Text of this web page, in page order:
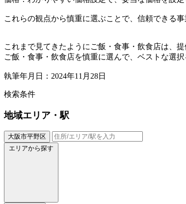
これらの観点から慎重に選ぶことで、信頼できる事
これまで見てきたようにご飯・食事・飲食店は、
ご飯・食事・飲食店を慎重に選んで、ベストな選択
執筆年月日：2024年11月28日
検索条件
地域エリア・駅
大阪市平野区
エリアから探す